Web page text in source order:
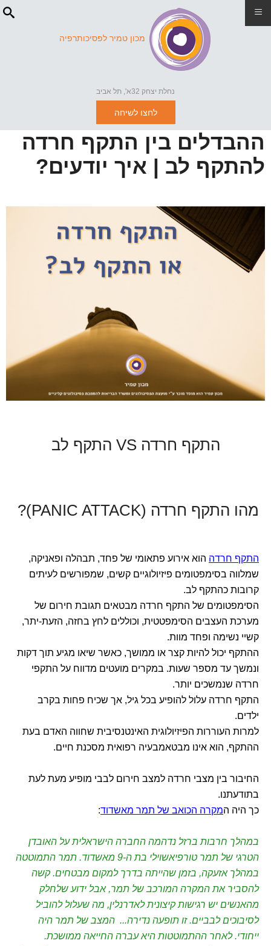
מכון טמיר לפסיכותרפיה
נחלת יצחק 32א', תל אביב
לחצו לשיחה
ההבדלים בין התקף חרדה
להתקף לב | איך יודעים?
התקף חרדה VS התקף לב
מהו התקף חרדה (PANIC ATTACK)?
התקף חרדה הוא אירוע פתאומי של פחד, תבהלה ופאניקה,
שמלווה בסימפטומים פיזיולוגיים קשים, שמפורשים לעיתים
קרובות כהתקף לב.
הסימפטומים של התקף חרדה מבטאים תגובת חירום של
מערכת העצבים הסימפטטית, וכוללים לחץ בחזה, הזעת-יתר,
קשיי נשימה ופחד מוות.
ההתקף יכול להיות קצר או ממושך, כאשר שיאו מגיע תוך דקות
ונמשך עד מספר שעות. במקרים מועטים מדווח על התקפי
חרדה שנמשכים יותר.
התקף חרדה עלול להופיע בכל גיל, אך שכיח פחות בקרב
ילדים.
למרות העוררות הפיזיולוגית האינטנסיבית שחווה האדם בעת
ההתקף, הוא אינו מבטאמבעיה רפואית מסכנת חיים.
החיבור בין מצבי חרדה למצב חירום לבבי מופיע מעת לעת
בתודעתנו.
כך היה המקרה הכואב של תמר מאשדוד:
במהלך חרבות ברזל נדהמה החברה הישראלית על האובדן
הטרגי של תמר טורפיאשוילי בת ה-9 מאשדוד. תמר התמוטטה
במהלך אזעקה, בזמן שהייתה בדרך למקום מבטחים. קשה
להסביר את המקרה המורכב של תמר, אבל ידוע שלחלק
מהאנשים יש רגישות קיצונית לאדרנלין, מה שעלול להוביל
לסיבוכים לבביים. זו תופעה נדירה... המצב של תמר היה
ייחודי. לאחר ההתמוטטות היא עברה החייאה ממושכת.
≡